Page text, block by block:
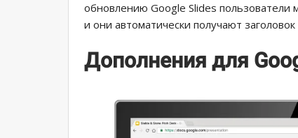
обновлению Google Slides пользователи
и они автоматически получают
Дополнения для